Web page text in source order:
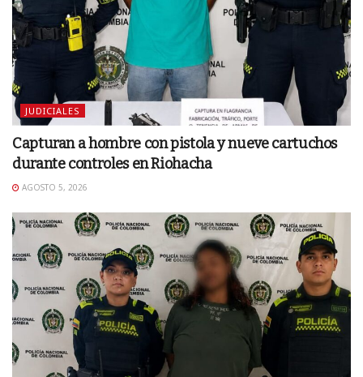
JUDICIALES
Capturan a hombre con pistola y nueve cartuchos
durante controles en Riohacha
AGOSTO 5, 2026